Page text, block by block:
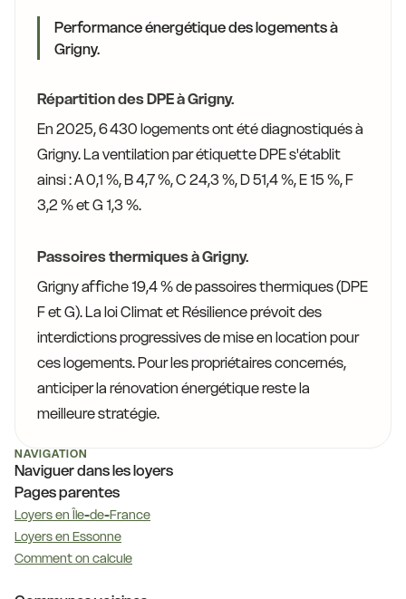
Performance énergétique des logements à
Grigny.
Répartition des DPE à Grigny.
En 2025, 6 430 logements ont été diagnostiqués à
Grigny. La ventilation par étiquette DPE s'établit
ainsi : A 0,1 %, B 4,7 %, C 24,3 %, D 51,4 %, E 15 %, F
3,2 % et G 1,3 %.
Passoires thermiques à Grigny.
Grigny affiche 19,4 % de passoires thermiques (DPE
F et G). La loi Climat et Résilience prévoit des
interdictions progressives de mise en location pour
ces logements. Pour les propriétaires concernés,
anticiper la rénovation énergétique reste la
meilleure stratégie.
NAVIGATION
Naviguer dans les loyers
Pages parentes
Loyers en Île-de-France
Loyers en Essonne
Comment on calcule